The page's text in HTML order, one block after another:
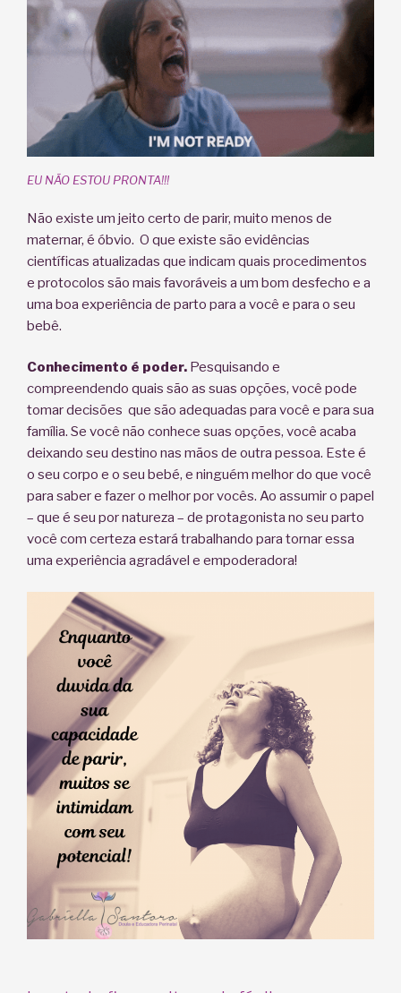
EU NÃO ESTOU PRONTA!!!
Não existe um jeito certo de parir, muito menos de
maternar, é óbvio. O que existe são evidências
científicas atualizadas que indicam quais procedimentos
e protocolos são mais favoráveis a um bom desfecho e a
uma boa experiência de parto para a você e para o seu
bebê.
Conhecimento é poder. Pesquisando e
compreendendo quais são as suas opções, você pode
tomar decisões que são adequadas para você e para sua
família. Se você não conhece suas opções, você acaba
deixando seu destino nas mãos de outra pessoa. Este é
o seu corpo e o seu bebé, e ninguém melhor do que você
para saber e fazer o melhor por vocês. Ao assumir o papel
– que é seu por natureza – de protagonista no seu parto
você com certeza estará trabalhando para tornar essa
uma experiência agradável e empoderadora!